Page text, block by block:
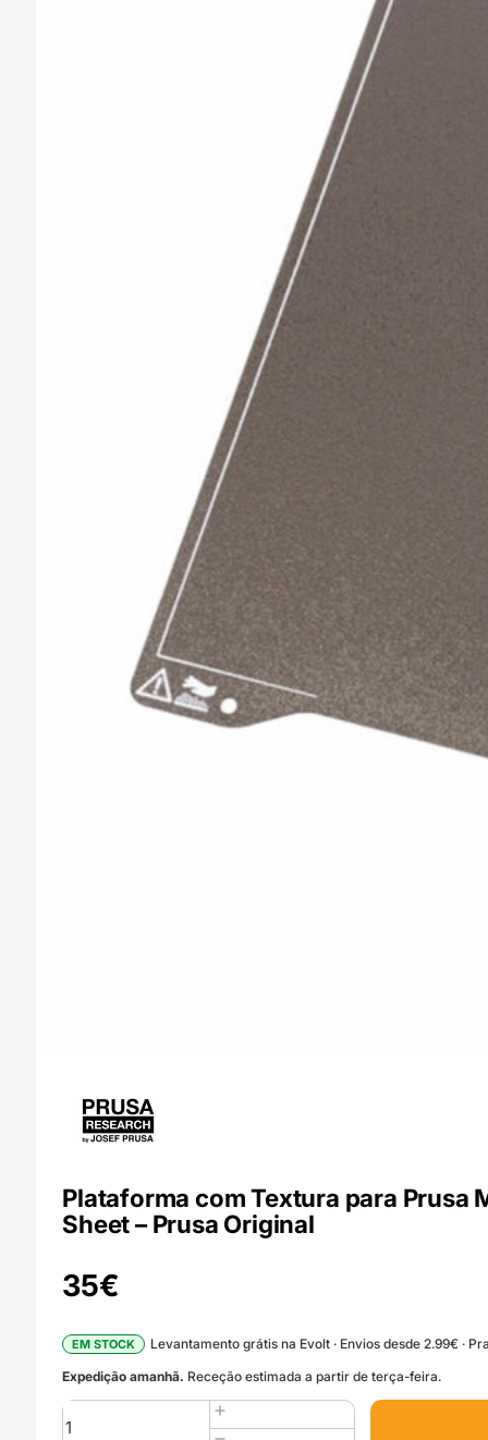
Plataforma com Textura para Prusa
Sheet – Prusa Original
35€
EM STOCK
Levantamento grátis na Evolt · Envios desde 2.99€ ·
Expedição amanhã. Receção estimada a partir de terça-feira.
Quantidade
de